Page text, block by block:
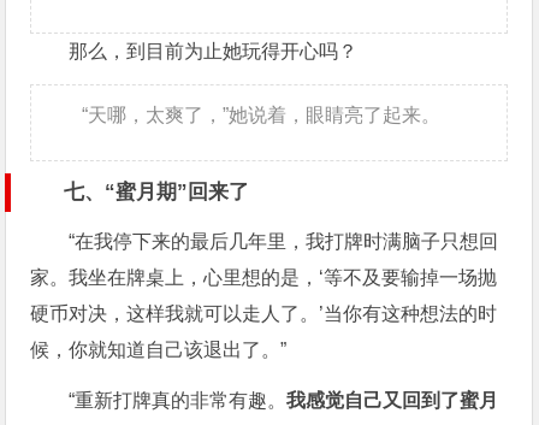
那么，到目前为止她玩得开心吗？
“天哪，太爽了，”她说着，眼睛亮了起来。
七、“蜜月期”回来了
“在我停下来的最后几年里，我打牌时满脑子只想回
家。我坐在牌桌上，心里想的是，‘等不及要输掉一场抛
硬币对决，这样我就可以走人了。’当你有这种想法的时
候，你就知道自己该退出了。”
“重新打牌真的非常有趣。我感觉自己又回到了蜜月